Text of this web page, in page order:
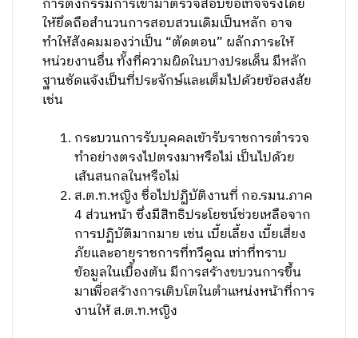
การตั้งกรรมการเข้ามาตรวจสอบข้อเท็จจริงโดย
ให้ยึดถือสำนวนการสอบสวนเดิมเป็นหลัก อาจ
ทำให้สังคมมองว่าเป็น “ตัดตอน” ผลักภาระให้
หน่วยงานอื่น ทั้งที่ความผิดในบางประเด็น มีหลัก
ฐานชัดแจ้งเป็นที่ประจักษ์และเต็มไปด้วยข้อสงสัย
เช่น
กระบวนการรับบุคคลเข้ารับราชการตำรวจ
ทำอย่างตรงไปตรงมาหรือไม่ เป็นไปด้วย
เส้นสนกลในหรือไม่
ส.ต.ท.หญิง ชื่อไปปฏิบัติงานที่ กอ.รมน.ภาค
4 ส่วนหน้า ซึ่งมีสิทธิประโยชน์ช่วยเหลือจาก
การปฏิบัติมากมาย เช่น เบี้ยเลี้ยง เบี้ยเสี่ยง
ภัยและอายุราชการที่ทวีคูณ เท่าที่ทราบ
ข้อมูลในเบื้องต้น มีการสร้างขบวนการขึ้น
มาเพื่อสร้างการเติบโตในตำแหน่งหน้าที่การ
งานให้ ส.ต.ท.หญิง